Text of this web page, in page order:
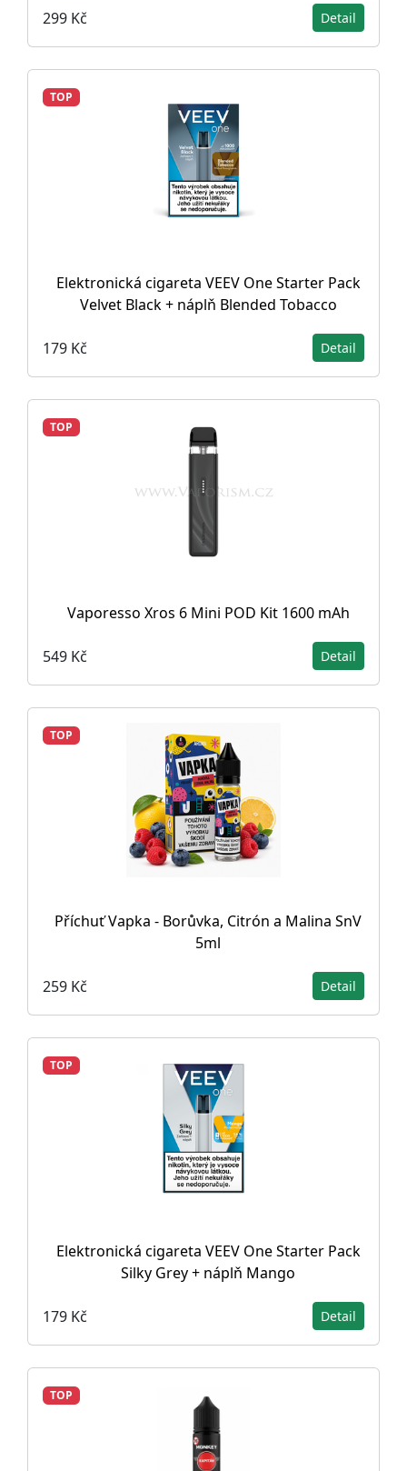
299 Kč Detail
TOP
Elektronická cigareta VEEV One Starter Pack
Velvet Black + náplň Blended Tobacco
179 Kč Detail
TOP
Vaporesso Xros 6 Mini POD Kit 1600 mAh
549 Kč Detail
TOP
Příchuť Vapka - Borůvka, Citrón a Malina SnV
5ml
259 Kč Detail
TOP
Elektronická cigareta VEEV One Starter Pack
Silky Grey + náplň Mango
179 Kč Detail
TOP